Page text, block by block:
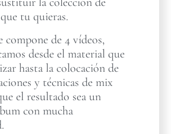
tu quieras.
de 4 vídeos,
desde el material que
hasta la colocación de
y técnicas de mix
el resultado sea un
con mucha